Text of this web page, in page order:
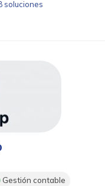
soluciones
Gestión contable